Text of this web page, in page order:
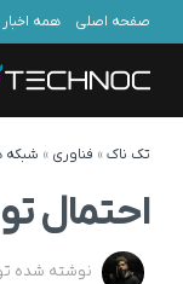
صفحه اصلی همه اخبار
تک ناک» فناوری » شبکه
احتمال
نوشته شده